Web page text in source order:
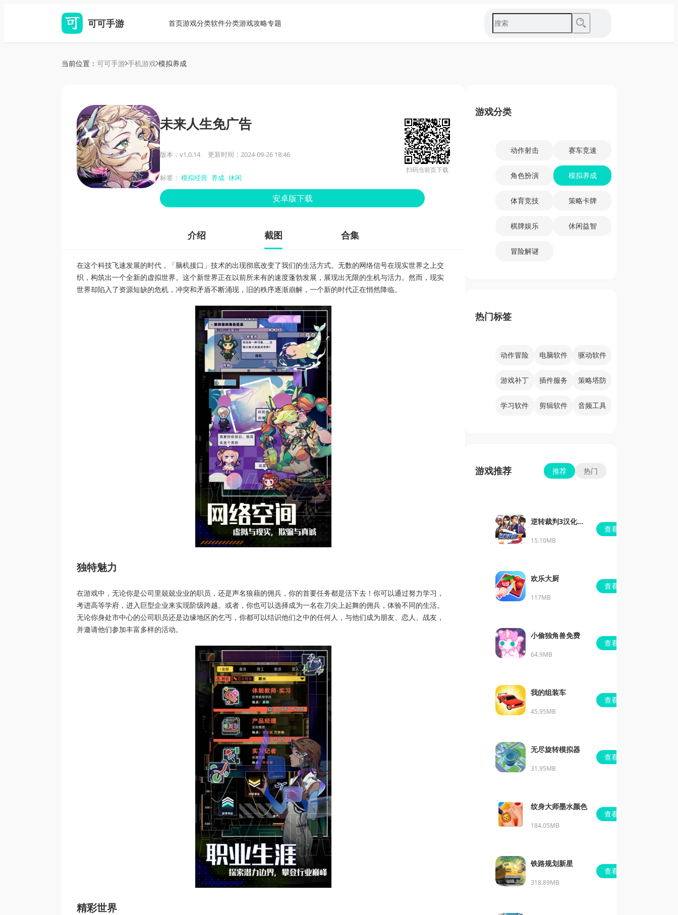
可可手游 首页游戏分类软件分类游戏攻略专题
当前位置： 可可手游 手机游戏 模拟养成
未来人生免广告
版本：v1.0.14 更新时间：2024-09-26 18:46
标签： 模拟经营 养成 休闲
安卓版下载
扫码当前页下载
介绍 截图 合集
在这个科技飞速发展的时代，「脑机接口」技术的出现彻底改变了我们的生活方式。无数的网络信号在现实世界之上交
织，构筑出一个全新的虚拟世界。这个新世界正在以前所未有的速度蓬勃发展，展现出无限的生机与活力。然而，现实
世界却陷入了资源短缺的危机，冲突和矛盾不断涌现，旧的秩序逐渐崩解，一个新的时代正在悄然降临。
独特魅力
在游戏中，无论你是公司里兢兢业业的职员，还是声名狼藉的佣兵，你的首要任务都是活下去！你可以通过努力学习，
考进高等学府，进入巨型企业来实现阶级跨越。或者，你也可以选择成为一名在刀尖上起舞的佣兵，体验不同的生活。
无论你身处市中心的公司职员还是边缘地区的乞丐，你都可以结识他们之中的任何人，与他们成为朋友、恋人、战友，
并邀请他们参加丰富多样的活动。
精彩世界
游戏分类
动作射击 赛车竞速
角色扮演 模拟养成
体育竞技 策略卡牌
棋牌娱乐 休闲益智
冒险解谜
热门标签
动作冒险 电脑软件 驱动软件
游戏补丁 插件服务 策略塔防
学习软件 剪辑软件 音频工具
游戏推荐 推荐 热门
逆转裁判3汉化版
虫虫助手
15.10MB
查看
欢乐大厨
117MB
查看
小偷独角兽免费
64.9MB
查看
我的组装车
45.95MB
查看
无尽旋转模拟器
31.95MB
查看
纹身大师墨水颜色
184.05MB
查看
铁路规划新星
318.89MB
查看